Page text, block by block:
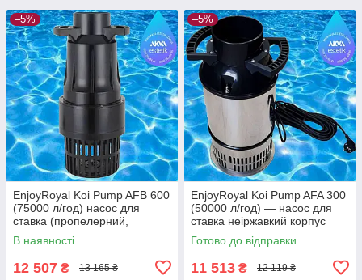
–5%
EnjoyRoyal Koi Pump AFB 600
(75000 л/год) насос для
ставка (пропелерний,
осьовий насос)
В наявності
12 507 ₴ 13 165 ₴
–5%
EnjoyRoyal Koi Pump AFA 300
(50000 л/год) — насос для
ставка неіржавкий корпус
(пропелерний, осьовий
насос)
Готово до відправки
11 513 ₴ 12 119 ₴